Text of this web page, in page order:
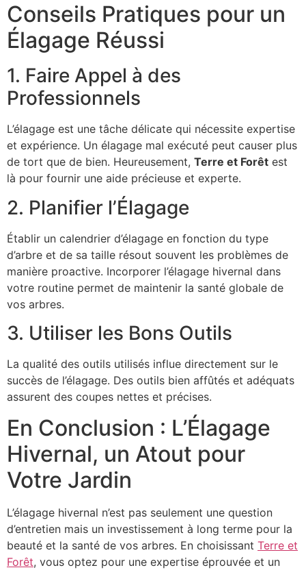
Conseils Pratiques pour un
Élagage Réussi
1. Faire Appel à des
Professionnels
L’élagage est une tâche délicate qui nécessite expertise
et expérience. Un élagage mal exécuté peut causer plus
de tort que de bien. Heureusement, Terre et Forêt est
là pour fournir une aide précieuse et experte.
2. Planifier l’Élagage
Établir un calendrier d’élagage en fonction du type
d’arbre et de sa taille résout souvent les problèmes de
manière proactive. Incorporer l’élagage hivernal dans
votre routine permet de maintenir la santé globale de
vos arbres.
3. Utiliser les Bons Outils
La qualité des outils utilisés influe directement sur le
succès de l’élagage. Des outils bien affûtés et adéquats
assurent des coupes nettes et précises.
En Conclusion : L’Élagage
Hivernal, un Atout pour
Votre Jardin
L’élagage hivernal n’est pas seulement une question
d’entretien mais un investissement à long terme pour la
beauté et la santé de vos arbres. En choisissant Terre et
Forêt, vous optez pour une expertise éprouvée et un